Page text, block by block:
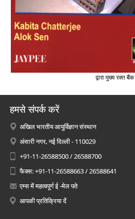
द्वारा मुख्‍य रक्‍त
हमसे संपर्क करें
अखिल भारतीय आयुर्विज्ञान संस्थान
अंसारी नगर, नई दिल्ली - 110029
+91-11-26588500 / 26588700
फैक्स: +91-11-26588663 / 26588641
एम्स में महत्वपूर्ण ई -मेल पते
आपकी प्रतिक्रिया दें